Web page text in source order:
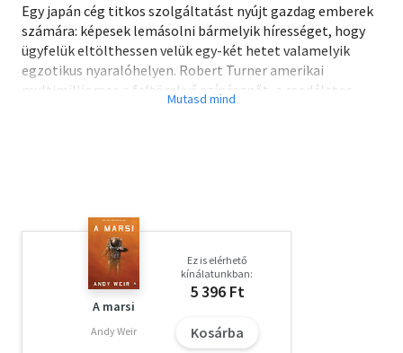
Egy japán cég titkos szolgáltatást nyújt gazdag emberek
számára: képesek lemásolni bármelyik hírességet, hogy
ügyfelük eltölthessen velük egy-két hetet valamelyik
egzotikus nyaralóhelyen. Robert Turner amerikai
multimilliomos a feltörekvő színésznőt, a csodálatos
szépségű Liliant rendeli meg. A másolat tökéletes, és
Ronil Caine lenyűgöző első regénye új színt hoz a science
fiction zsánerébe egy friss, feszes és félelmetesen
aktuális történettel.
A marsi
Andy Weir
Ez is elérhető
kínálatunkban:
5 396 Ft
Kosárba